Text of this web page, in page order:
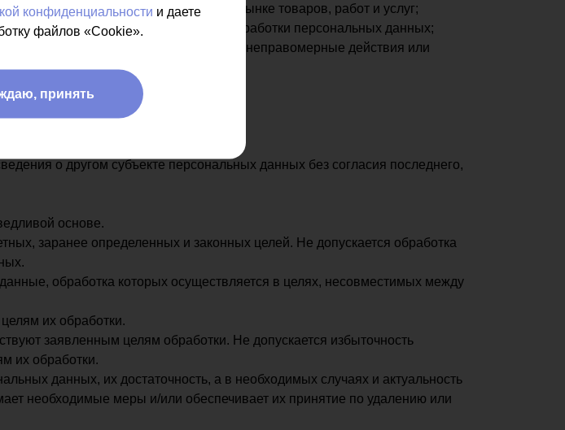
конфиденциальности и даете
файлов «Cookie».
принять
данных в целях продвижения на рынке товаров, работ и услуг;
требования о прекращении обработки персональных данных;
данных или в судебном порядке неправомерные действия или
данных.
о другом субъекте персональных данных без согласия последнего,
основе.
заранее определенных и законных целей. Не допускается обработка
обработка которых осуществляется в целях, несовместимых между
их обработки.
заявленным целям обработки. Не допускается избыточность
их обработки.
данных, их достаточность, а в необходимых случаях и актуальность
необходимые меры и/или обеспечивает их принятие по удалению или